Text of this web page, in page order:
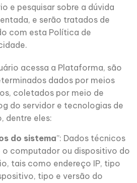
e pesquisar sobre a dúvida
e serão tratados de
com esta Política de
acessa a Plataforma, são
dados por meios
coletados por meio de
do servidor e tecnologias de
dentre eles:
do sistema”: Dados técnicos
o computador ou dispositivo do
tais como endereço IP, tipo
tipo e versão do